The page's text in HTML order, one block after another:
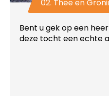
02. Thee en
Bent u gek op een
deze tocht een echte